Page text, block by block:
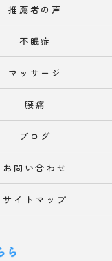
推薦者の声
不眠症
マッサージ
腰痛
ブログ
お問い合わせ
サイトマップ